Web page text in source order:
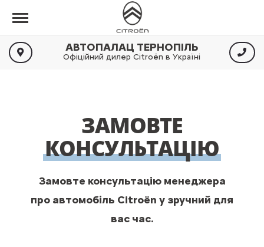
АВТОПАЛАЦ ТЕРНОПІЛЬ
Офіційний дилер Citroën в Україні
ЗАМОВТЕ
КОНСУЛЬТАЦІЮ
Замовте консультацію менеджера
про автомобіль Citroën у зручний для
вас час.